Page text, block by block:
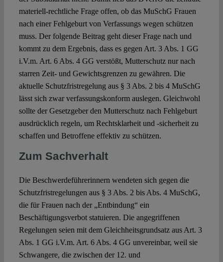
materiell-rechtliche Frage offen, ob das MuSchG Frauen
nach einer Fehlgeburt von Verfassungs wegen schützen
muss. Der folgende Beitrag geht dieser Frage nach und
kommt zu dem Ergebnis, dass es gegen Art. 3 Abs. 1 GG
i.V.m. Art. 6 Abs. 4 GG verstößt, Mutterschutz nur nach
starren Zeit- und Gewichtsgrenzen zu gewähren. Die
aktuelle Schutzfristregelung aus § 3 Abs. 2 bis 4 MuSchG
lässt sich zwar verfassungskonform auslegen. Gleichwohl
sollte der Gesetzgeber den Mutterschutz nach Fehlgeburt
ausdrücklich regeln, um Rechtsklarheit und -sicherheit zu
schaffen und Betroffene effektiv zu schützen.
Zum Sachverhalt
Die Beschwerdeführerinnern wendeten sich gegen die
Schutzfristregelungen aus § 3 Abs. 2 bis Abs. 4 MuSchG,
die für Frauen nach der „Entbindung“ ein
Beschäftigungsverbot statuieren. Die angegriffenen
Regelungen seien mit dem Gleichheitsgrundsatz aus Art. 3
Abs. 1 GG i.V.m. Art. 6 Abs. 4 GG unvereinbar, weil sie
Schwangere, die zwischen der 12. und